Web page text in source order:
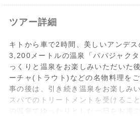
ツアー詳細
キトから車で2時間、美しいアンデ
3,200メートルの温泉「パパジャク
っくりと温泉をお楽しみいただいた
ーチャ(トラウト)などの名物料理を
事の後は、引き続き温泉をお楽しみ
スパでのトリートメントを受けるこ
の温泉でゆったりとした一日をお過